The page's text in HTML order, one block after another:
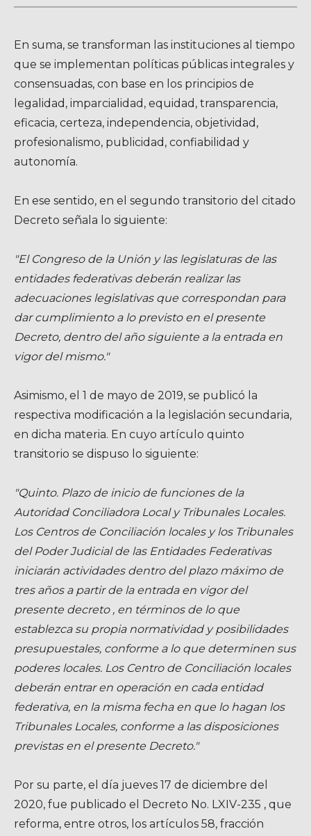
En suma, se transforman las instituciones al tiempo
que se implementan políticas públicas integrales y
consensuadas, con base en los principios de
legalidad, imparcialidad, equidad, transparencia,
eficacia, certeza, independencia, objetividad,
profesionalismo, publicidad, confiabilidad y
autonomía.
En ese sentido, en el segundo transitorio del citado
Decreto señala lo siguiente:
"El Congreso de la Unión y las legislaturas de las
entidades federativas deberán realizar las
adecuaciones legislativas que correspondan para
dar cumplimiento a lo previsto en el presente
Decreto, dentro del año siguiente a la entrada en
vigor del mismo."
Asimismo, el 1 de mayo de 2019, se publicó la
respectiva modificación a la legislación secundaria,
en dicha materia. En cuyo artículo quinto
transitorio se dispuso lo siguiente:
"Quinto. Plazo de inicio de funciones de la
Autoridad Conciliadora Local y Tribunales Locales.
Los Centros de Conciliación locales y los Tribunales
del Poder Judicial de las Entidades Federativas
iniciarán actividades dentro del plazo máximo de
tres años a partir de la entrada en vigor del
presente decreto , en términos de lo que
establezca su propia normatividad y posibilidades
presupuestales, conforme a lo que determinen sus
poderes locales. Los Centro de Conciliación locales
deberán entrar en operación en cada entidad
federativa, en la misma fecha en que lo hagan los
Tribunales Locales, conforme a las disposiciones
previstas en el presente Decreto."
Por su parte, el día jueves 17 de diciembre del
2020, fue publicado el Decreto No. LXIV-235 , que
reforma, entre otros, los artículos 58, fracción